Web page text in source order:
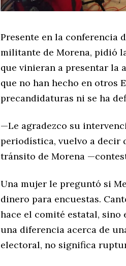
Presente en la conferencia
militante de Morena, pidió
que vinieran a presentar la
que no han hecho en otros
precandidaturas ni se ha
—Le agradezco su
periodística, vuelvo a decir
tránsito de Morena
Una mujer le preguntó si
dinero para encuestas.
hace el comité estatal, sino
una diferencia acerca de
electoral, no significa